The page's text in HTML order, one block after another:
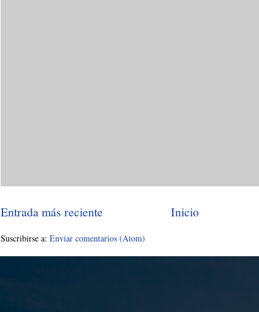
Entrada más reciente Inicio
Suscribirse a: Enviar comentarios (Atom)